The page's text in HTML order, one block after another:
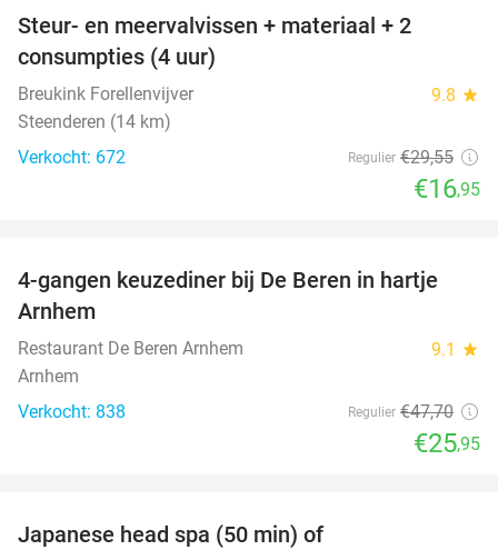
Steur- en meervalvissen + materiaal + 2
consumpties (4 uur)
Breukink Forellenvijver 9.8 star
Steenderen (14 km)
Verkocht: 672
Regulier €29,55
€16,95
46%
4-gangen keuzediner bij De Beren in hartje
Arnhem
Restaurant De Beren Arnhem 9.1 star
Arnhem
Verkocht: 838
Regulier €47,70
€25,95
Japanese head spa (50 min) of